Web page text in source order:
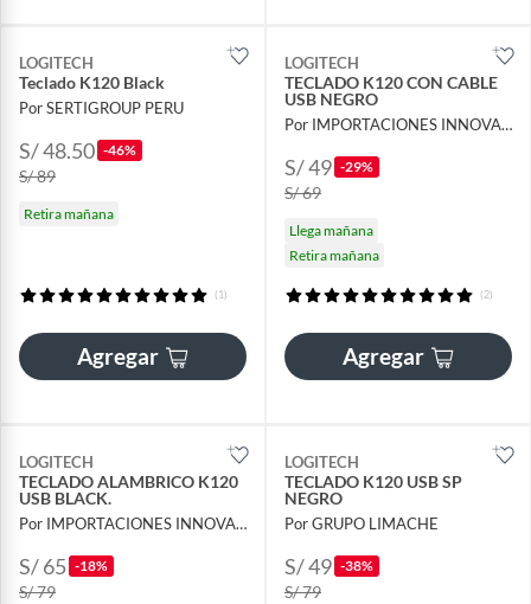
LOGITECH
Teclado K120 Black
Por SERTIGROUP PERU
S/ 48.50 -46%
S/ 89
Retira mañana
(1)
Agregar
LOGITECH
TECLADO K120 CON CABLE
USB NEGRO
Por IMPORTACIONES INNOVA JEM
S/ 49 -29%
S/ 69
Llega mañana
Retira mañana
(2)
Agregar
LOGITECH
TECLADO ALAMBRICO K120
USB BLACK.
Por IMPORTACIONES INNOVA JEM
S/ 65 -18%
S/ 79
LOGITECH
TECLADO K120 USB SP
NEGRO
Por GRUPO LIMACHE
S/ 49 -38%
S/ 79